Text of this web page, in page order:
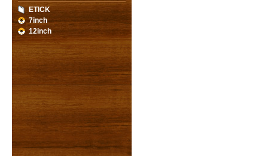
ETICK
7inch
12inch